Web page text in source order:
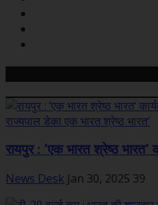
रायपुर : ‘एक भारत श्रेष्ठ
News Desk Jan 30, 2025 39